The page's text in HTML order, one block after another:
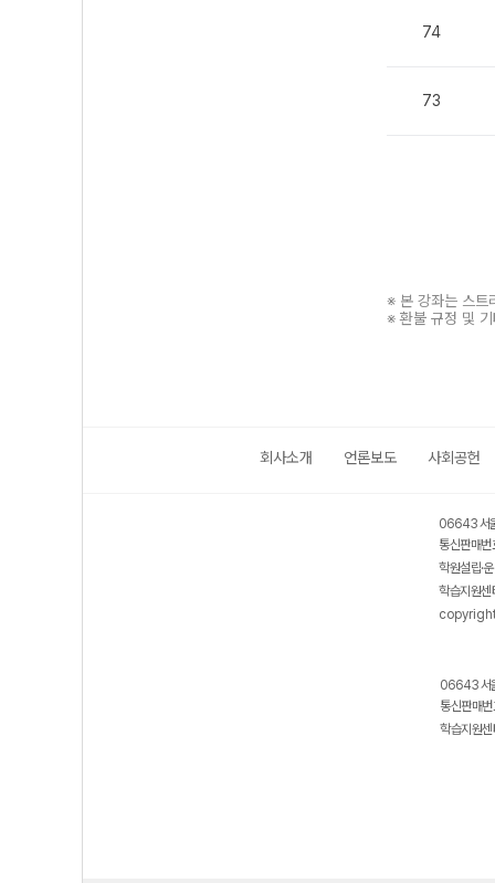
74
73
※ 본 강좌는 스트
※ 환불 규정 및
회사소개 언론보도 사회공헌
06643 서
통신판매
학원설립·
학습지원
06643 서
통신판매
학습지원